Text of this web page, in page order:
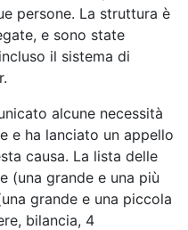
persone. La struttura è
e sono state
il sistema di
alcune necessità
e ha lanciato un appello
causa. La lista delle
(una grande e una più
grande e una piccola
bilancia, 4